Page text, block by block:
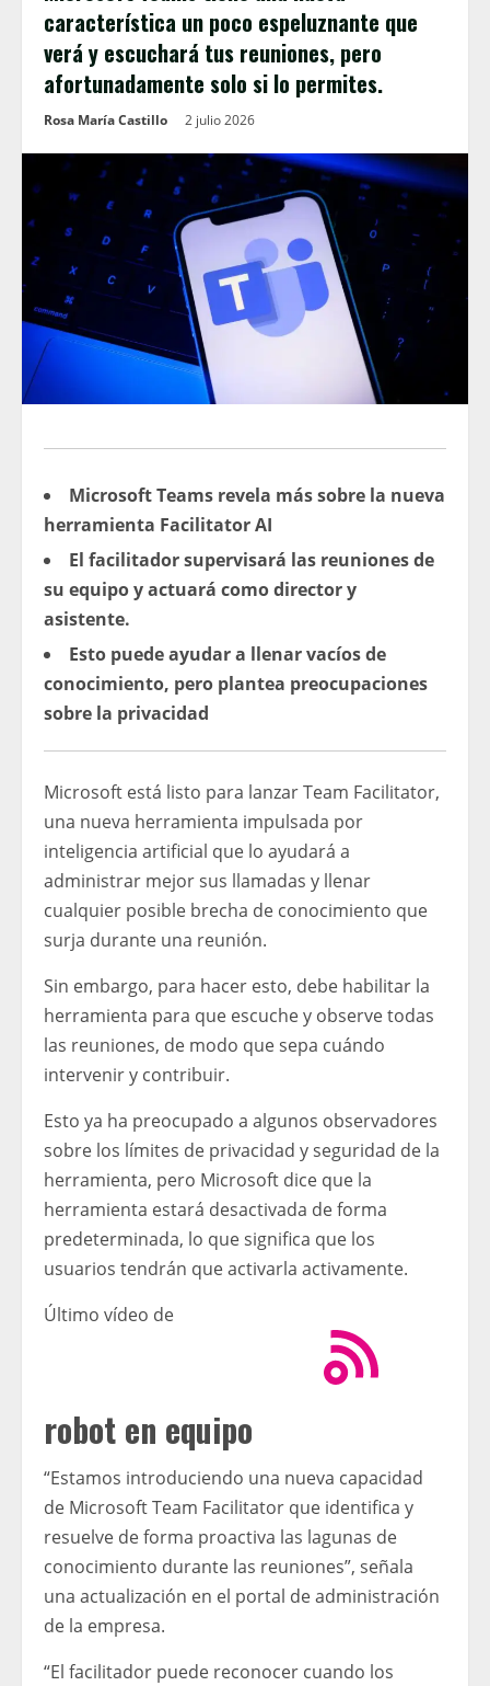
característica un poco espeluznante que
verá y escuchará tus reuniones, pero
afortunadamente solo si lo permites.
Rosa María Castillo 2 julio 2026
Microsoft Teams revela más sobre la nueva
herramienta Facilitator AI
El facilitador supervisará las reuniones de
su equipo y actuará como director y
asistente.
Esto puede ayudar a llenar vacíos de
conocimiento, pero plantea preocupaciones
sobre la privacidad
Microsoft está listo para lanzar Team Facilitator,
una nueva herramienta impulsada por
inteligencia artificial que lo ayudará a
administrar mejor sus llamadas y llenar
cualquier posible brecha de conocimiento que
surja durante una reunión.
Sin embargo, para hacer esto, debe habilitar la
herramienta para que escuche y observe todas
las reuniones, de modo que sepa cuándo
intervenir y contribuir.
Esto ya ha preocupado a algunos observadores
sobre los límites de privacidad y seguridad de la
herramienta, pero Microsoft dice que la
herramienta estará desactivada de forma
predeterminada, lo que significa que los
usuarios tendrán que activarla activamente.
Último vídeo de
robot en equipo
“Estamos introduciendo una nueva capacidad
de Microsoft Team Facilitator que identifica y
resuelve de forma proactiva las lagunas de
conocimiento durante las reuniones”, señala
una actualización en el portal de administración
de la empresa.
“El facilitador puede reconocer cuando los